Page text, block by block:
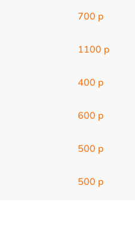
700 р
1100 р
400 р
600 р
500 р
500 р